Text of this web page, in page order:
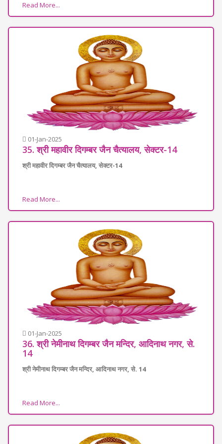
Read More...
01-Jan-2025
35. श्री महावीर दिगम्बर जैन चैत्यालय, सेक्टर-14
श्री महावीर दिगम्बर जैन चैत्यालय, सेक्टर-14
Read More...
01-Jan-2025
36. श्री नेमीनाथ दिगम्बर जैन मन्दिर, आदिनाथ नगर, से.
14
श्री नेमीनाथ दिगम्बर जैन मन्दिर, आदिनाथ नगर, से. 14
Read More...